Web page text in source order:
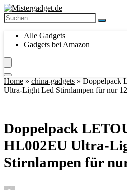
Alle Gadgets
Gadgets bei Amazon
Home » china-gadgets » Doppelpack
Ultra-Light Led Stirnlampen für nur
Doppelpack
HL002EU Ultra-
Stirnlampen für